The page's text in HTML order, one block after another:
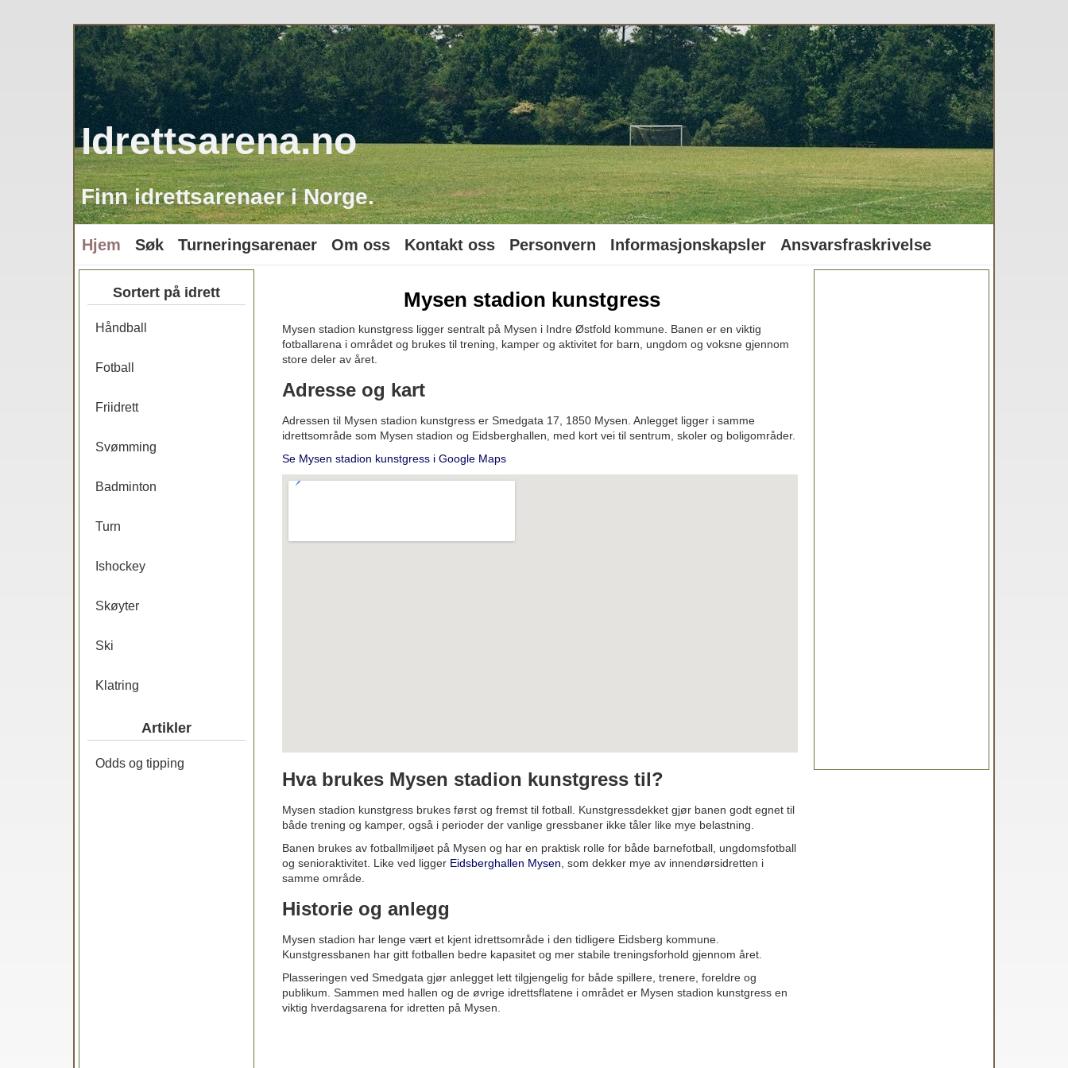
Idrettsarena.no
Finn idrettsarenaer i Norge.
Hjem Søk Turneringsarenaer Om oss Kontakt oss Personvern Informasjonskapsler Ansvarsfraskrivelse
Sortert på idrett
Håndball
Fotball
Friidrett
Svømming
Badminton
Turn
Ishockey
Skøyter
Ski
Klatring
Artikler
Odds og tipping
Mysen stadion kunstgress
Mysen stadion kunstgress ligger sentralt på Mysen i Indre Østfold kommune. Banen er en viktig
fotballarena i området og brukes til trening, kamper og aktivitet for barn, ungdom og voksne gjennom
store deler av året.
Adresse og kart
Adressen til Mysen stadion kunstgress er Smedgata 17, 1850 Mysen. Anlegget ligger i samme
idrettsområde som Mysen stadion og Eidsberghallen, med kort vei til sentrum, skoler og boligområder.
Se Mysen stadion kunstgress i Google Maps
Hva brukes Mysen stadion kunstgress til?
Mysen stadion kunstgress brukes først og fremst til fotball. Kunstgressdekket gjør banen godt egnet til
både trening og kamper, også i perioder der vanlige gressbaner ikke tåler like mye belastning.
Banen brukes av fotballmiljøet på Mysen og har en praktisk rolle for både barnefotball, ungdomsfotball
og senioraktivitet. Like ved ligger Eidsberghallen Mysen , som dekker mye av innendørsidretten i
samme område.
Historie og anlegg
Mysen stadion har lenge vært et kjent idrettsområde i den tidligere Eidsberg kommune.
Kunstgressbanen har gitt fotballen bedre kapasitet og mer stabile treningsforhold gjennom året.
Plasseringen ved Smedgata gjør anlegget lett tilgjengelig for både spillere, trenere, foreldre og
publikum. Sammen med hallen og de øvrige idrettsflatene i området er Mysen stadion kunstgress en
viktig hverdagsarena for idretten på Mysen.